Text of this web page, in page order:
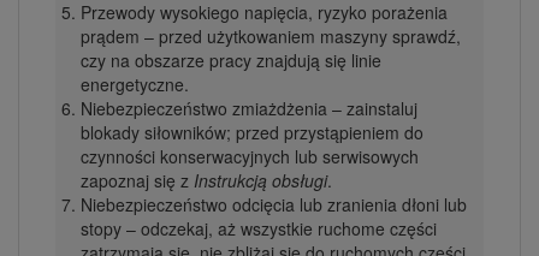
Przewody wysokiego napięcia, ryzyko porażenia
prądem – przed użytkowaniem maszyny sprawdź,
czy na obszarze pracy znajdują się linie
energetyczne.
Niebezpieczeństwo zmiażdżenia – zainstaluj
blokady siłowników; przed przystąpieniem do
czynności konserwacyjnych lub serwisowych
zapoznaj się z Instrukcją obsługi.
Niebezpieczeństwo odcięcia lub zranienia dłoni lub
stopy – odczekaj, aż wszystkie ruchome części